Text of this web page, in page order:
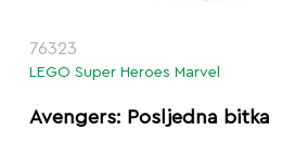
76323
LEGO Super Heroes Marvel
Avengers: Posljedna bitka